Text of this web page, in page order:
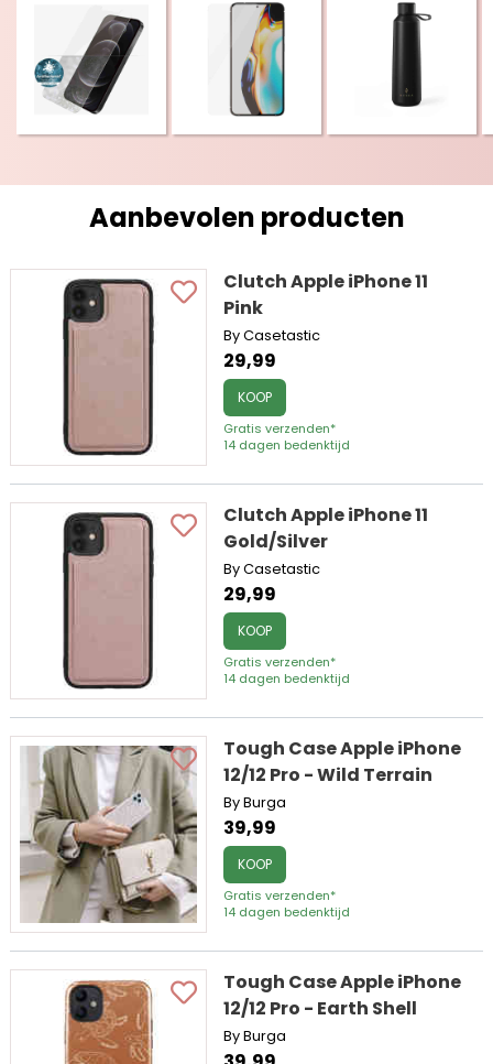
Aanbevolen producten
Clutch Apple iPhone 11
Pink
By Casetastic
29,99
KOOP
Gratis verzenden*
14 dagen bedenktijd
Clutch Apple iPhone 11
Gold/Silver
By Casetastic
29,99
KOOP
Gratis verzenden*
14 dagen bedenktijd
Tough Case Apple iPhone
12/12 Pro - Wild Terrain
By Burga
39,99
KOOP
Gratis verzenden*
14 dagen bedenktijd
Tough Case Apple iPhone
12/12 Pro - Earth Shell
By Burga